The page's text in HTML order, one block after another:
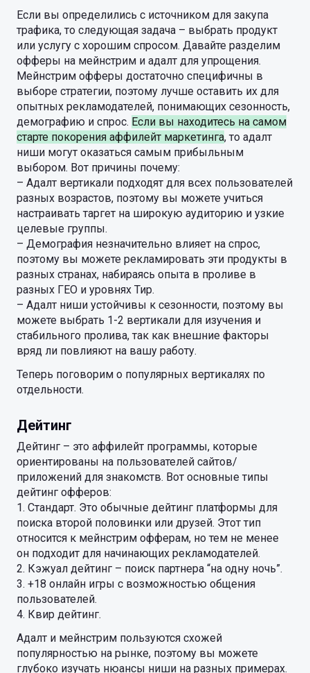
Если вы определились с источником для закупа
трафика, то следующая задача – выбрать продукт
или услугу с хорошим спросом. Давайте разделим
офферы на мейнстрим и адалт для упрощения.
Мейнстрим офферы достаточно специфичны в
выборе стратегии, поэтому лучше оставить их для
опытных рекламодателей, понимающих сезонность,
демографию и спрос. Если вы находитесь на самом
старте покорения аффилейт маркетинга, то адалт
ниши могут оказаться самым прибыльным
выбором. Вот причины почему:
– Адалт вертикали подходят для всех пользователей
разных возрастов, поэтому вы можете учиться
настраивать таргет на широкую аудиторию и узкие
целевые группы.
– Демография незначительно влияет на спрос,
поэтому вы можете рекламировать эти продукты в
разных странах, набираясь опыта в проливе в
разных ГЕО и уровнях Тир.
– Адалт ниши устойчивы к сезонности, поэтому вы
можете выбрать 1-2 вертикали для изучения и
стабильного пролива, так как внешние факторы
вряд ли повлияют на вашу работу.
Теперь поговорим о популярных вертикалях по
отдельности.
Дейтинг
Дейтинг – это аффилейт программы, которые
ориентированы на пользователей сайтов/
приложений для знакомств. Вот основные типы
дейтинг офферов:
1. Стандарт. Это обычные дейтинг платформы для
поиска второй половинки или друзей. Этот тип
относится к мейнстрим офферам, но тем не менее
он подходит для начинающих рекламодателей.
2. Кэжуал дейтинг – поиск партнера “на одну ночь”.
3. +18 онлайн игры с возможностью общения
пользователей.
4. Квир дейтинг.
Адалт и мейнстрим пользуются схожей
популярностью на рынке, поэтому вы можете
глубоко изучать нюансы ниши на разных примерах.